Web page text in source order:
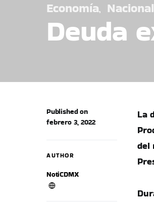
Economía Nacional
Deuda
Published on
febrero 3, 2022
AUTHOR
NotiCDMX
La
del